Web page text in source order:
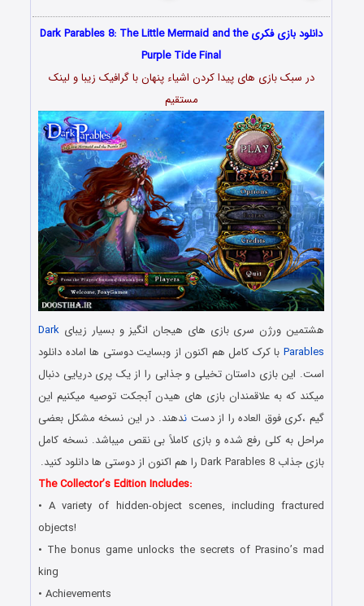
دانلود بازی فکری Dark Parables 8: The Little Mermaid and the
Purple Tide Final
در سبک بازی های پیدا کردن اشیاء پنهان با گرافیک زیبا و لینک
مستقیم
هشتمین ورژن سری بازی های هیجان انگیز و بسیار زیبای Dark
Parables با کرک کامل هم اکنون از وبسایت دوستی ها اماده دانلود
است. این بازی داستان تخیلی و جذابی را از یک پری دریایی دنبال
میکند که به علاقمندان بازی های هیدن آبجکت توصیه میکنیم این
گیم ،کری فوق العاده را از دستندهند. در این نسخه مشکل بعضی
مراحل به کلی رفع شده و بازی کاملاً بی نقص میباشد. نسخه کامل
بازی جذاب Dark Parables 8 را هم اکنون از دوستی ها دانلود کنید.
The Collector’s Edition Includes:
• A variety of hidden-object scenes, including fractured
objects!
• The bonus game unlocks the secrets of Prasino’s mad
king
• Achievements